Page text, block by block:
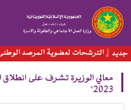
تجاوز
إلى
المحتوى
الرئيسي
جديد لعضوية المرصد الوطني لحقوق
معالي الوزيرة تشرف على
2023"